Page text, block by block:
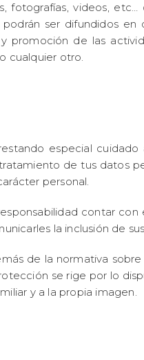
fotografías, videos,
ser difundidos en
de las
cualquier otro.
especial
de tus datos
personal.
contar
la inclusión de
de la normativa
se rige por lo
y a la propia imagen.